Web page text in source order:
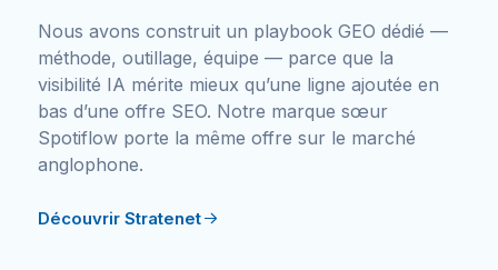
Nous avons construit un playbook GEO dédié —
méthode, outillage, équipe — parce que la
visibilité IA mérite mieux qu’une ligne ajoutée en
bas d’une offre SEO. Notre marque sœur
Spotiflow porte la même offre sur le marché
anglophone.
Découvrir Stratenet